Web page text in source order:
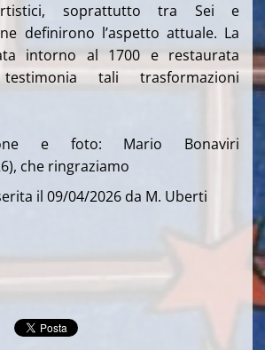
soprattutto tra Sei e
definirono l’aspetto attuale. La
intorno al 1700 e restaurata
testimonia tali trasformazioni
e foto: Mario Bonaviri
che ringraziamo
il 09/04/2026 da M. Uberti